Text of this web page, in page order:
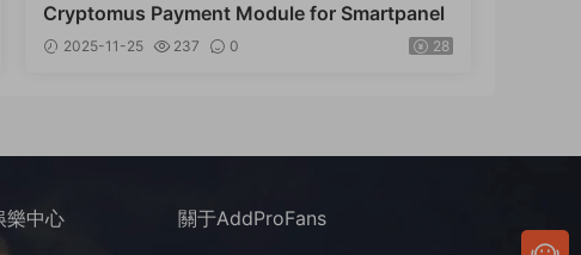
Cryptomus Payment Module for Smartpanel
2025-11-25 237 0 28
樂中心 關于AddProFans